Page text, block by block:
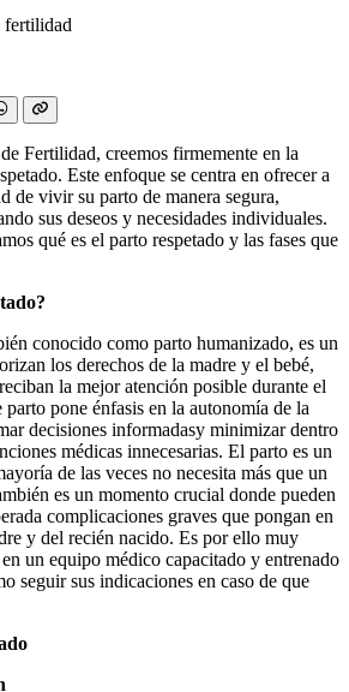
fertilidad
Fertilidad, creemos firmemente en la
Este enfoque se centra en ofrecer a
de vivir su parto de manera segura,
sus deseos y necesidades individuales.
qué es el parto respetado y las fases que
conocido como parto humanizado, es un
los derechos de la madre y el bebé,
la mejor atención posible durante el
pone énfasis en la autonomía de la
decisiones informadasy minimizar dentro
médicas innecesarias. El parto es un
de las veces no necesita más que un
es un momento crucial donde pueden
complicaciones graves que pongan en
y del recién nacido. Es por ello muy
un equipo médico capacitado y entrenado
seguir sus indicaciones en caso de que